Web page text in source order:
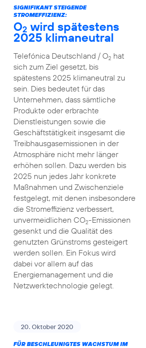
SIGNIFIKANT STEIGENDE
STROMEFFIZIENZ:
O2 wird spätestens
2025 klimaneutral
Telefónica Deutschland / O2hat
sich zum Ziel gesetzt, bis
spätestens 2025 klimaneutral zu
sein. Dies bedeutet für das
Unternehmen, dass sämtliche
Produkte oder erbrachte
Dienstleistungen sowie die
Geschäftstätigkeit insgesamt die
Treibhausgasemissionen in der
Atmosphäre nicht mehr länger
erhöhen sollen. Dazu werden bis
2025 nun jedes Jahr konkrete
Maßnahmen und Zwischenziele
festgelegt, mit denen insbesondere
die Stromeffizienz verbessert,
unvermeidlichen CO2-Emissionen
gesenkt und die Qualität des
genutzten Grünstroms gesteigert
werden sollen. Ein Fokus wird
dabei vor allem auf das
Energiemanagement und die
Netzwerktechnologie gelegt.
20. Oktober 2020
FÜR BESCHLEUNIGTES WACHSTUM IM